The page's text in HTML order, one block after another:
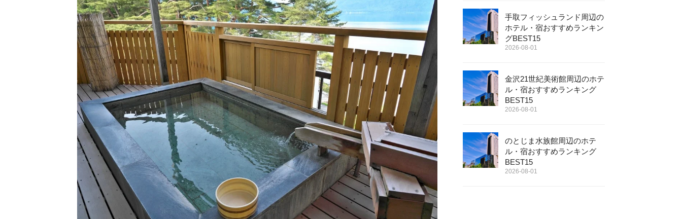
手取フィッシュランド周辺の
ホテル・宿おすすめランキン
グBEST15
2026-08-01
金沢21世紀美術館周辺のホテ
ル・宿おすすめランキング
BEST15
2026-08-01
のとじま水族館周辺のホテ
ル・宿おすすめランキング
BEST15
2026-08-01